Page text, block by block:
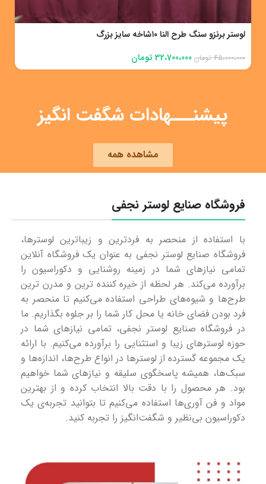
پیشنـــهادات شگفت انگیز
مشاهده همه
5،900،000 3،480،000
فروشگاه صنایع لوستر نجفی
با استفاده از منحصر به فردترین و زیباترین لوسترها،
فروشگاه صنایع لوستر نجفی به عنوان یک فروشگاه آنلاین
تمامی نیازهای شما در زمینه روشنایی و دکوراسیون را
برآورده می‌کند. هر لحظه از خیره کننده ترین و مدرن ترین
طرح‌ها و شیوه‌های طراحی استفاده می‌کنیم تا منحصر به
فرد بودن فضای خانه یا محل کار شما را بر جلوه بگذاریم. ما
در فروشگاه صنایع لوستر نجفی، تمامی نیازهای شما در
حوزه لوسترهای زیبا و استثنایی را برآورده می‌کنیم. با ارائه
یک مجموعه گسترده از لوسترها در انواع طرح‌ها، اندازه‌ها و
سبک‌ها، همیشه پاسخگوی سلیقه و نیازهای شما خواهیم
بود. هر محصول را با دقت بالا انتخاب کرده و از بهترین
مواد و فن آوری‌ها استفاده می‌کنیم تا بتوانید تجربه‌ی یک
دکوراسیون بی‌نظیر و شگفت‌انگیز را تجربه کنید.